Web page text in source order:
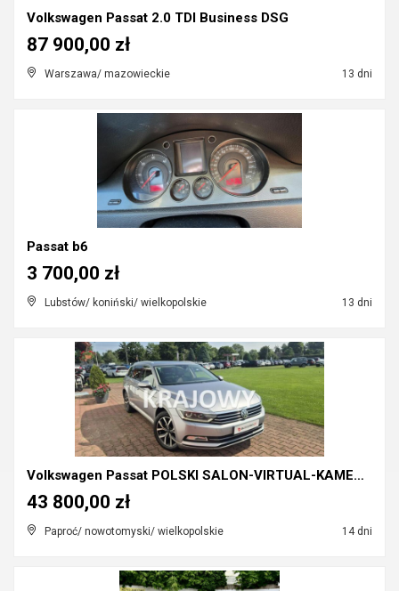
Volkswagen Passat 2.0 TDI Business DSG
Warszawa/ mazowieckie 13 dni
87 900,00 zł
Passat b6
Lubstów/ koniński/ wielkopolskie 13 dni
3 700,00 zł
Volkswagen Passat POLSKI SALON-VIRTUAL-KAMERA-LED
Paproć/ nowotomyski/ wielkopolskie 14 dni
43 800,00 zł